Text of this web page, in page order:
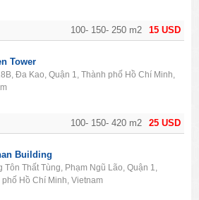
15 USD
100- 150- 250 m2
25 USD
100- 150- 420 m2
Tower
Đa Kao, Quận 1, Thành phố Hồ Chí Minh,
Building
Tôn Thất Tùng, Phạm Ngũ Lão, Quận 1,
phố Hồ Chí Minh, Vietnam